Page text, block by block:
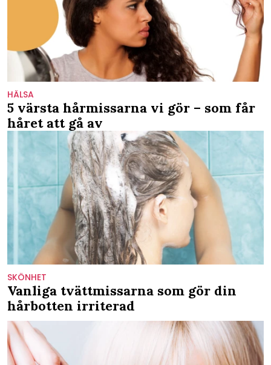
HÄLSA
5 värsta hårmissarna vi gör – som får
håret att gå av
SKÖNHET
Vanliga tvättmissarna som gör din
hårbotten irriterad